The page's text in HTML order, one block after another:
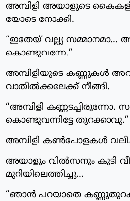
അമ്പിളി അയാളുടെ
യോടെ നോക്കി.
“ഇതേയ് വല്ല്യ സമ്മാനമാ...
കൊണ്ടുവന്നേ.”
അമ്പിളിയുടെ കണ്ണുകൾ
വാതിൽക്കലേക്ക് നീങ്ങി.
“അമ്പിളി കണ്ണടച്ചിരുന്നോ.
കൊണ്ടുവന്നിട്ടേ തുറക്കാവു.”
അമ്പിളി കൺപോളകൾ
അയാളും വിൽസനും കൂടി
മുറിയിലെത്തിച്ചു...
“ഞാൻ പറയാതെ